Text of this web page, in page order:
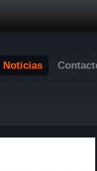
Noticias